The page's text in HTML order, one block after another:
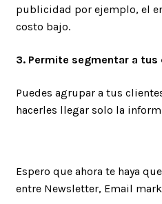
publicidad por ejemplo, el
costo bajo.
3. Permite segmentar a tus
Puedes agrupar a tus
hacerles llegar solo la
Espero que ahora te haya
entre Newsletter, Email